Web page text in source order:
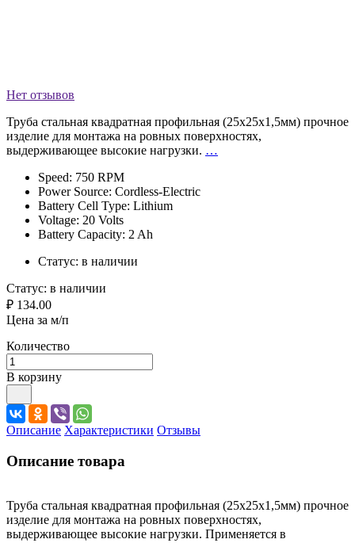
Нет отзывов
Труба стальная квадратная профильная (25х25х1,5мм) прочное
изделие для монтажа на ровных поверхностях,
выдерживающее высокие нагрузки. …
Speed: 750 RPM
Power Source: Cordless-Electric
Battery Cell Type: Lithium
Voltage: 20 Volts
Battery Capacity: 2 Ah
Статус: в наличии
Статус: в наличии
₽ 134.00
Цена за м/п
Количество
В корзину
Описание Характеристики Отзывы
Описание товара
Труба стальная квадратная профильная (25х25х1,5мм) прочное
изделие для монтажа на ровных поверхностях,
выдерживающее высокие нагрузки. Применяется в